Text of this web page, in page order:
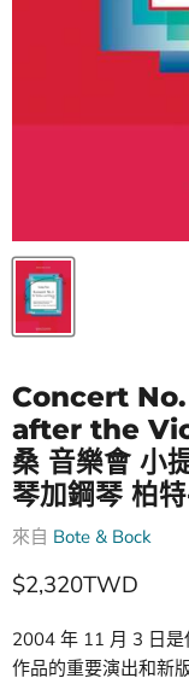
Concert
after the
桑 音樂會 小
琴加鋼琴 柏
來自 Bote & Bock
$2,320TWD
2004 年 11 月 3 日
作品的重要演出和新